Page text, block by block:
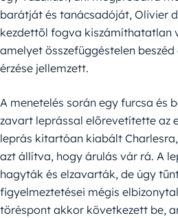
barátját és tanácsadóját, Olivier
kezdettől fogva kiszámíthatatlan
amelyet összefüggéstelen
érzése jellemzett.
A menetelés során egy furcsa és
zavart leprással előrevetítette az
leprás kitartóan kiabált
azt állítva, hogy árulás vár rá. A
hagyták és elzavarták, de úgy
figyelmeztetései mégis
töréspont akkor következett be,